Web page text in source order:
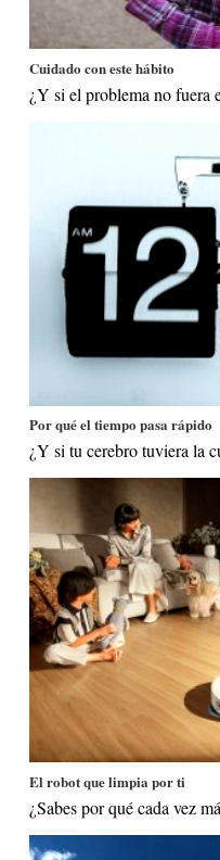
Cuidado con este hábito
¿Y si el problema no fuera
Por qué el tiempo pasa rápido
¿Y si tu cerebro tuviera la
El robot que limpia por ti
¿Sabes por qué cada vez